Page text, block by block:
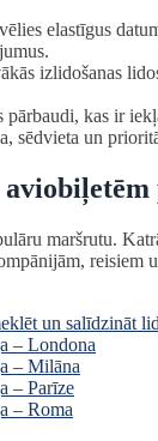
elastīgus
izlidošanas
pārbaudi, kas ir
sēdvieta un
maršrutu.
reisiem
un salīdzināt
– Londona
– Milāna
– Parīze
– Roma